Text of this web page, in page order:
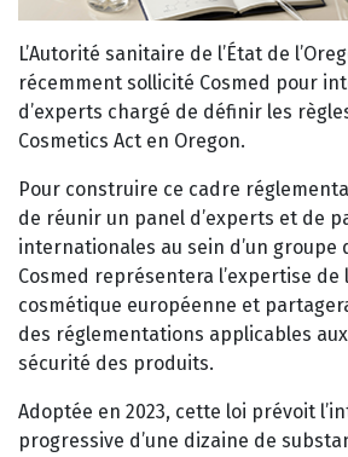
L’Autorité sanitaire de l’État de
récemment sollicité Cosmed pour
d’experts chargé de définir les
Cosmetics Act en Oregon.
Pour construire ce cadre
de réunir un panel d’experts et de
internationales au sein d’un groupe
Cosmed représentera l’expertise de
cosmétique européenne et
des réglementations applicables
sécurité des produits.
Adoptée en 2023, cette loi prévoit
progressive d’une dizaine de